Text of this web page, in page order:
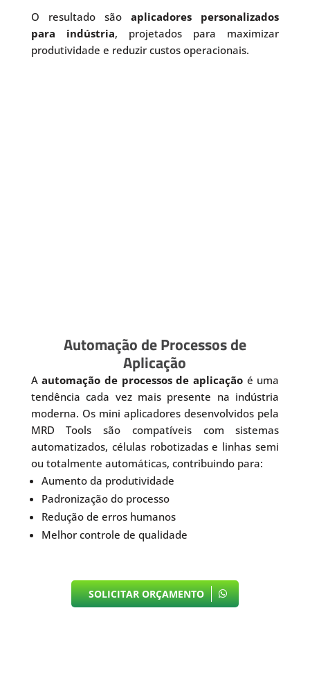
O resultado sãoaplicadores personalizados
para indústria, projetados para maximizar
produtividade e reduzir custos operacionais.
Automação de Processos de
Aplicação
Aautomação de processos de aplicaçãoé uma
tendência cada vez mais presente na indústria
moderna. Os mini aplicadores desenvolvidos pela
MRD Tools são compatíveis com sistemas
automatizados, células robotizadas e linhas semi
ou totalmente automáticas, contribuindo para:
Aumento da produtividade
Padronização do processo
Redução de erros humanos
Melhor controle de qualidade
SOLICITAR ORÇAMENTO